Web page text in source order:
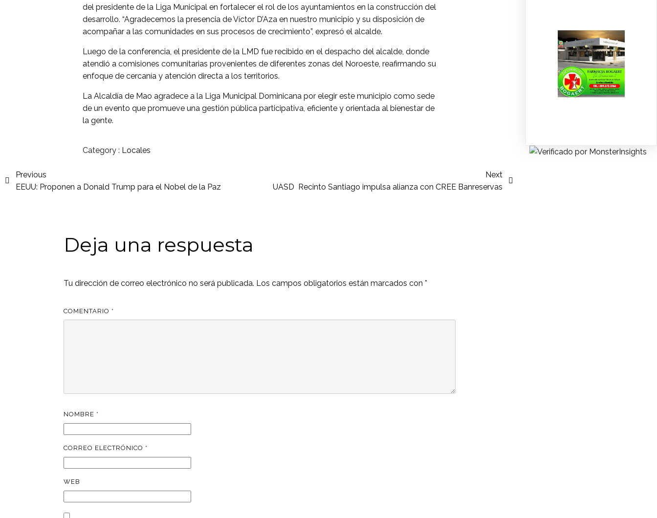
del presidente de la Liga Municipal en fortalecer el rol de los ayuntamientos en la construcción del
desarrollo. “Agradecemos la presencia de Víctor D’Aza en nuestro municipio y su disposición de
acompañar a las comunidades en sus procesos de crecimiento”, expresó el alcalde.
Luego de la conferencia, el presidente de la LMD fue recibido en el despacho del alcalde, donde
atendió a comisiones comunitarias provenientes de diferentes zonas del Noroeste, reafirmando su
enfoque de cercanía y atención directa a los territorios.
La Alcaldía de Mao agradece a la Liga Municipal Dominicana por elegir este municipio como sede
de un evento que promueve una gestión pública participativa, eficiente y orientada al bienestar de
la gente.
Category : Locales
Previous
EEUU: Proponen a Donald Trump para el Nobel de la Paz
Next
UASD Recinto Santiago impulsa alianza con CREE Banreservas
Deja una respuesta
Tu dirección de correo electrónico no será publicada. Los campos obligatorios están marcados con*
COMENTARIO *
NOMBRE *
CORREO ELECTRÓNICO *
WEB